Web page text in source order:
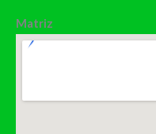
Matriz